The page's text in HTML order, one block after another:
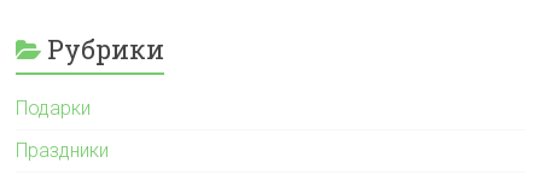
Рубрики
Подарки
Праздники